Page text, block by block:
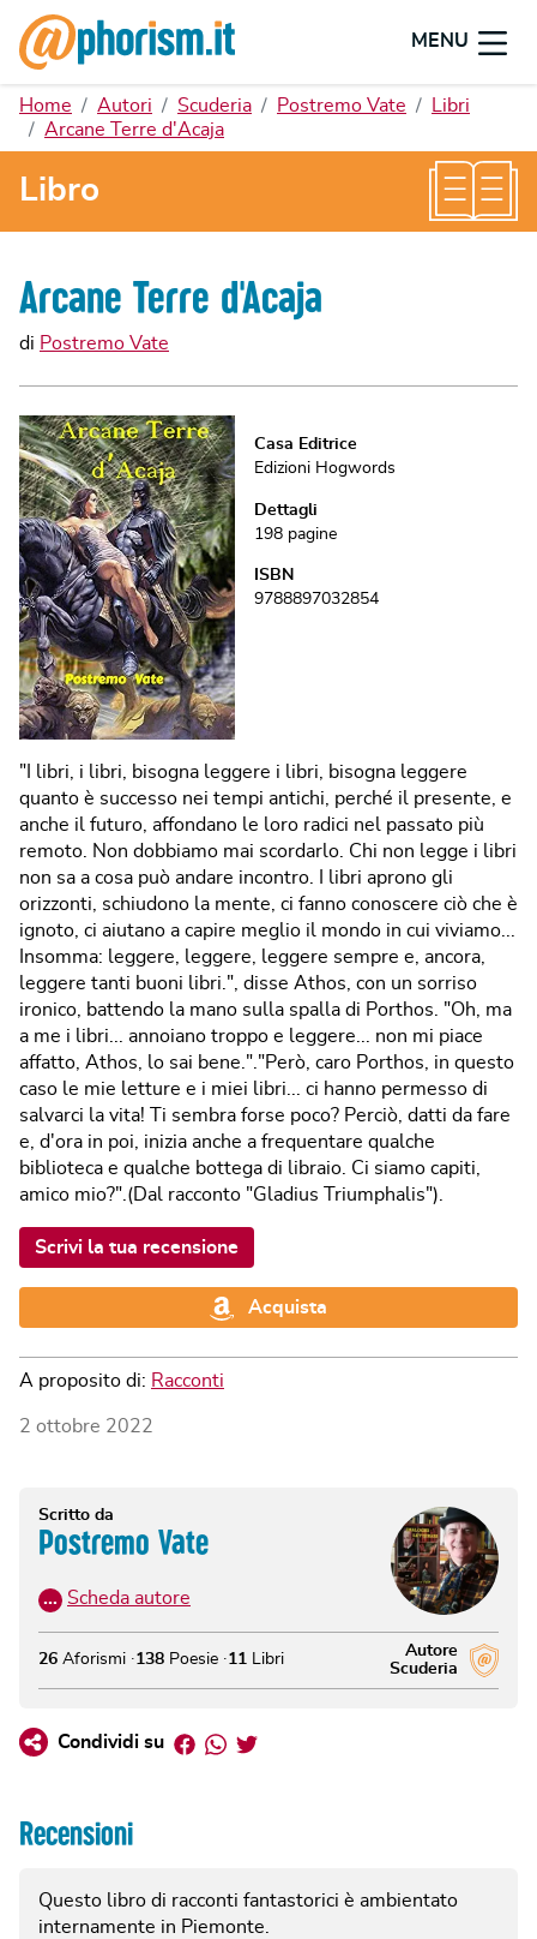
MENU
Home Autori Scuderia Postremo Vate
Libri
Arcane Terre d'Acaja
Libro
Arcane Terre d'Acaja
di Postremo Vate
"I libri, i libri, bisogna leggere i libri, bisogna leggere
quanto è successo nei tempi antichi, perché il presente, e
anche il futuro, affondano le loro radici nel passato più
remoto. Non dobbiamo mai scordarlo. Chi non legge i libri
non sa a cosa può andare incontro. I libri aprono gli
orizzonti, schiudono la mente, ci fanno conoscere ciò che è
ignoto, ci aiutano a capire meglio il mondo in cui viviamo...
Insomma: leggere, leggere, leggere sempre e, ancora,
leggere tanti buoni libri.", disse Athos, con un sorriso
ironico, battendo la mano sulla spalla di Porthos. "Oh, ma
a me i libri... annoiano troppo e leggere... non mi piace
affatto, Athos, lo sai bene."."Però, caro Porthos, in questo
caso le mie letture e i miei libri... ci hanno permesso di
salvarci la vita! Ti sembra forse poco? Perciò, datti da fare
e, d'ora in poi, inizia anche a frequentare qualche
biblioteca e qualche bottega di libraio. Ci siamo capiti,
amico mio?".(Dal racconto "Gladius Triumphalis").
Scrivi la tua recensione
Casa Editrice
Edizioni Hogwords
Dettagli
198 pagine
ISBN
9788897032854
Acquista
A proposito di: Racconti
2 ottobre 2022
Scritto da
Postremo Vate
… Scheda autore
Autore
Scuderia
26 Aforismi 138 Poesie 11 Libri
Condividi su Facebook
Whatsapp
Twitter
Recensioni
Questo libro di racconti fantastorici è ambientato
internamente in Piemonte.